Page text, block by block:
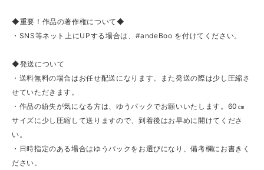
◆重要！作品の著作権について◆
・SNS等ネット上にUPする場合は、#andeBoo を付けてください。
◆発送について
・送料無料の場合はお任せ配送になります。また発送の際は少し圧縮さ
せていただきます。
・作品の紛失が気になる方は、ゆうパックでお願いいたします。60㎝
サイズに少し圧縮して送りますので、到着後はお早めに開けてくださ
い。
・日時指定のある場合はゆうパックをお選びになり、備考欄にお書きく
ださい。